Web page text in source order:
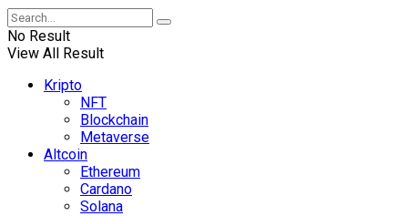
No Result
View All Result
Kripto
NFT
Blockchain
Metaverse
Altcoin
Ethereum
Cardano
Solana